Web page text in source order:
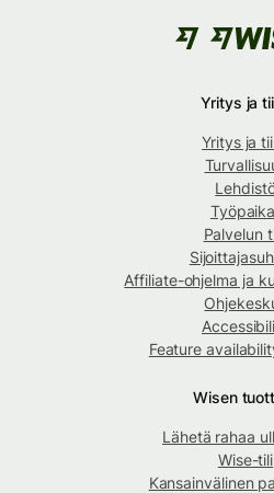
Yritys ja
Yritys ja
Palvelun
Affiliate-ohjelma ja
Feature
Wisen
Lähetä rahaa
Wise-tili
Kansainvälinen